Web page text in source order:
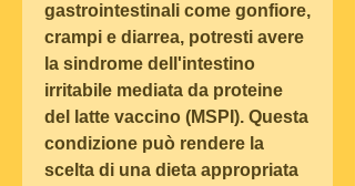
gastrointestinali come gonfiore,
crampi e diarrea, potresti avere
la sindrome dell'intestino
irritabile mediata da proteine
del latte vaccino (MSPI). Questa
condizione può rendere la
scelta di una dieta appropriata